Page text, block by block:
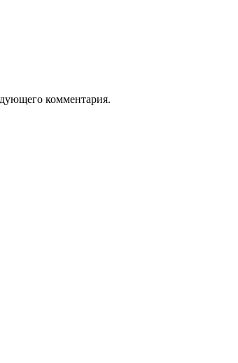
комментария.